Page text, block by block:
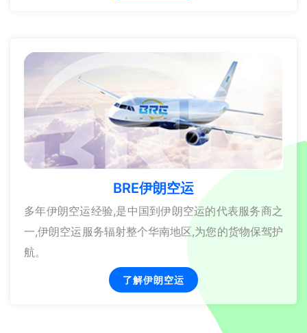
BRE伊朗空运
多年伊朗空运经验,是中国到伊朗空运的代表服务商之
一,伊朗空运服务辐射整个华南地区,为您的货物保驾护
航。
了解伊朗空运